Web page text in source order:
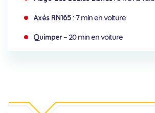
Axès RN165 : 7 min en voiture
Quimper– 20 min en voiture